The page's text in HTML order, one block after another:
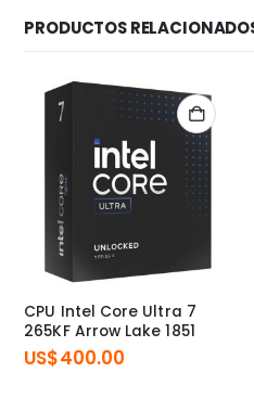
PRODUCTOS
CPU Intel Core Ultra 7
265KF Arrow Lake 1851
US$400.00